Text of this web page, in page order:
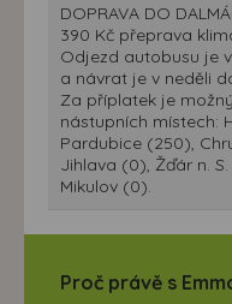
DOPRAVA DO
390 Kč přeprava
Odjezd autobusu je
a návrat je v neděli
Za příplatek je
nástupních místech:
Pardubice (250),
Jihlava (0), Žďár n.
Mikulov (0).
Proč právě s